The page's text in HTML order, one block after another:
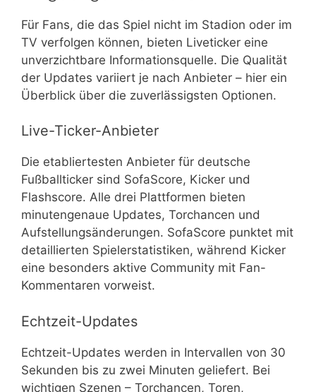
Für Fans, die das Spiel nicht im Stadion oder im
TV verfolgen können, bieten Liveticker eine
unverzichtbare Informationsquelle. Die Qualität
der Updates variiert je nach Anbieter – hier ein
Überblick über die zuverlässigsten Optionen.
Live-Ticker-Anbieter
Die etabliertesten Anbieter für deutsche
Fußballticker sind SofaScore, Kicker und
Flashscore. Alle drei Plattformen bieten
minutengenaue Updates, Torchancen und
Aufstellungsänderungen. SofaScore punktet mit
detaillierten Spielerstatistiken, während Kicker
eine besonders aktive Community mit Fan-
Kommentaren vorweist.
Echtzeit-Updates
Echtzeit-Updates werden in Intervallen von 30
Sekunden bis zu zwei Minuten geliefert. Bei
wichtigen Szenen – Torchancen, Toren,